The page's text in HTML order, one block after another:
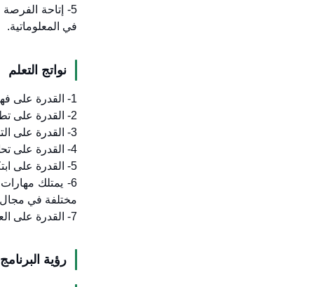
5- إتاحة
في المعلوماتية.
نواتج التعلم
1- القدرة على فهم نظريات المعلوماتية والأساسيات.
2- القدرة على تطوير معارف جديدة مكتسبة من خلال بحث علمي مبتكر يسهم بشكل عام في مجال المعلوماتية.
3- القدرة على التواصل بشكل فعال في مجموعة متنوعة من السياقات المهنية.
4- القدرة على تحليل المشاكل المعقدة وتطبيق النظريات وغيرها من تخصصات ذات الصلة في المجال لتحديد الحلول.
5- القدرة على ابتكار وتصميم وتنفيذ وتقييم عمليات البحث والاستقصاء في مجال المعلوماتية.
6- يمتلك
مختلفة في مجال
7- القدرة على العمل بفعالية كعضو أو قائد فريق يشارك في أنشطة مناسبة في مجال المعلوماتية.
رؤية البرنامج